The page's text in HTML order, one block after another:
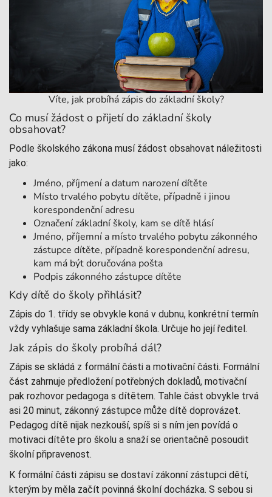
Víte, jak probíhá zápis do základní školy?
Co musí žádost o přijetí do základní školy
obsahovat?
Podle školského zákona musí žádost obsahovat náležitosti
jako:
Jméno, příjmení a datum narození dítěte
Místo trvalého pobytu dítěte, případně i jinou
korespondenční adresu
Označení základní školy, kam se dítě hlásí
Jméno, příjemní a místo trvalého pobytu zákonného
zástupce dítěte, případně korespondenční adresu,
kam má být doručována pošta
Podpis zákonného zástupce dítěte
Kdy dítě do školy přihlásit?
Zápis do 1. třídy se obvykle koná v dubnu, konkrétní termín
vždy vyhlašuje sama základní škola. Určuje ho její ředitel.
Jak zápis do školy probíhá dál?
Zápis se skládá z formální části a motivační části. Formální
část zahrnuje předložení potřebných dokladů, motivační
pak rozhovor pedagoga s dítětem. Tahle část obvykle trvá
asi 20 minut, zákonný zástupce může dítě doprovázet.
Pedagog dítě nijak nezkouší, spíš si s ním jen povídá o
motivaci dítěte pro školu a snaží se orientačně posoudit
školní připravenost.
K formální části zápisu se dostaví zákonní zástupci dětí,
kterým by měla začít povinná školní docházka. S sebou si